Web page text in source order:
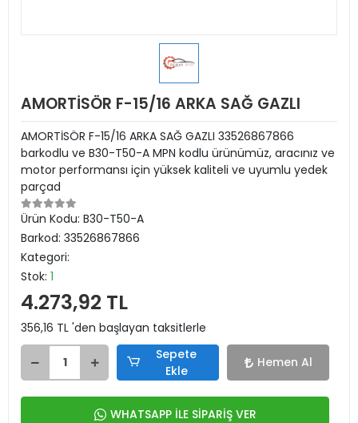
AMORTİSÖR F-15/16 ARKA SAĞ GAZLI
AMORTİSÖR F-15/16 ARKA SAĞ GAZLI 33526867866
barkodlu ve B30-T50-A MPN kodlu ürünümüz, aracınız ve
motor performansı için yüksek kaliteli ve uyumlu yedek
parçad
Ürün Kodu: B30-T50-A
Barkod: 33526867866
Kategori:
Stok: 1
4.273,92 TL
356,16 TL 'den başlayan taksitlerle
Sepete
Ekle
Hemen Al
WHATSAPP İLE SİPARİŞ VER